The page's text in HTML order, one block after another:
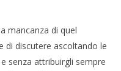
mancanza di quel
di discutere ascoltando le
senza attribuirgli sempre